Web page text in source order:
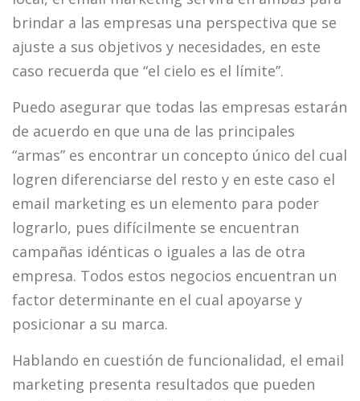
brindar a las empresas una perspectiva que se
ajuste a sus objetivos y necesidades, en este
caso recuerda que “el cielo es el límite”.
Puedo asegurar que todas las empresas estarán
de acuerdo en que una de las principales
“armas” es encontrar un concepto único del cual
logren diferenciarse del resto y en este caso el
email marketing es un elemento para poder
lograrlo, pues difícilmente se encuentran
campañas idénticas o iguales a las de otra
empresa. Todos estos negocios encuentran un
factor determinante en el cual apoyarse y
posicionar a su marca.
Hablando en cuestión de funcionalidad, el email
marketing presenta resultados que pueden